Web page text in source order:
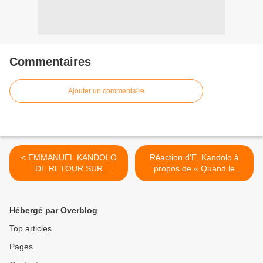
Commentaires
Ajouter un commentaire
< EMMANUEL KANDOLO
DE RETOUR SUR
MBOKAMOSIKA
Réaction d'E. Kandolo à
propos de « Quand le
football tue » >
Hébergé par Overblog
Top articles
Pages